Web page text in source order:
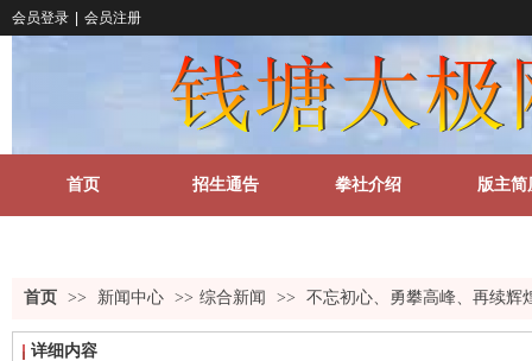
会员登录 会员注册
首页 招生通告 拳社介绍 版主简
首页 >> 新闻中心 >> 综合新闻 >> 不忘初心、勇攀高峰、再续辉
详细内容